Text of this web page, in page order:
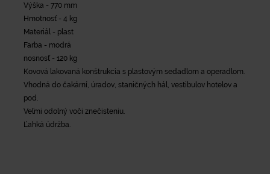
Výška - 770 mm
Hmotnosť - 4 kg
Materiál - plast
Farba - modrá
nosnosť - 120 kg
Kovová lakovaná konštrukcia s plastovým sedadlom a operadlom.
Vhodná do čakární, úradov, staničných hál, vestibulov hotelov a
pod.
Veľmi odolný voči znečisteniu.
Ľahká údržba.